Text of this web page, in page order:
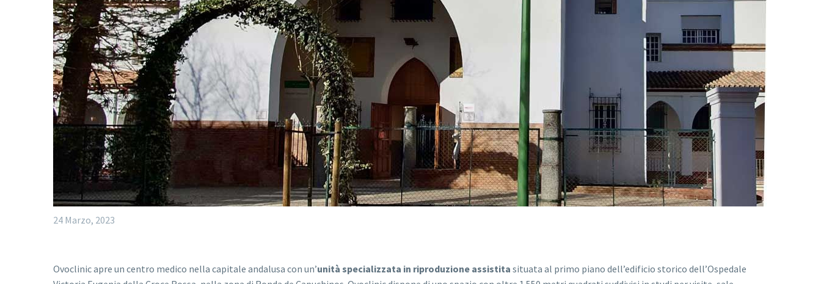
24 Marzo, 2023
Ovoclinic apre un centro medico nella capitale andalusa con un’unità specializzata in riproduzione assistita situata al primo piano dell’edificio storico dell’Ospedale